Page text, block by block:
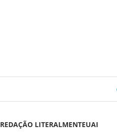
REDAÇÃO LITERALMENTEUAI